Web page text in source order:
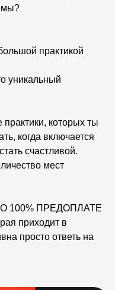
практикой
уникальный
которых ты
когда включается
счастливой.
мест
100% ПРЕДОПЛАТЕ
приходит в
просто ответь на